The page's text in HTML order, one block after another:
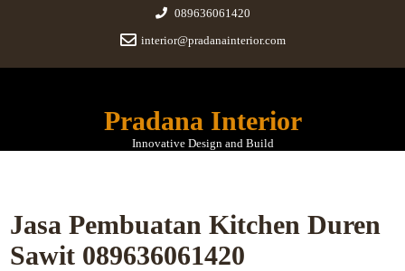
089636061420
interior@pradanainterior.com
Pradana Interior
Innovative Design and Build
Jasa Pembuatan Kitchen Duren
Sawit 089636061420